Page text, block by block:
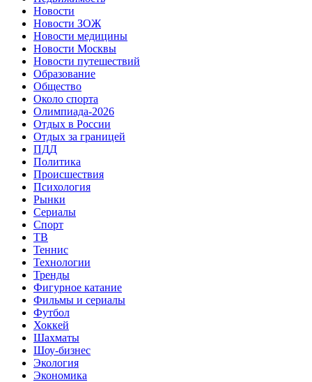
Новости
Новости ЗОЖ
Новости медицины
Новости Москвы
Новости путешествий
Образование
Общество
Около спорта
Олимпиада-2026
Отдых в России
Отдых за границей
ПДД
Политика
Происшествия
Психология
Рынки
Сериалы
Спорт
ТВ
Теннис
Технологии
Тренды
Фигурное катание
Фильмы и сериалы
Футбол
Хоккей
Шахматы
Шоу-бизнес
Экология
Экономика